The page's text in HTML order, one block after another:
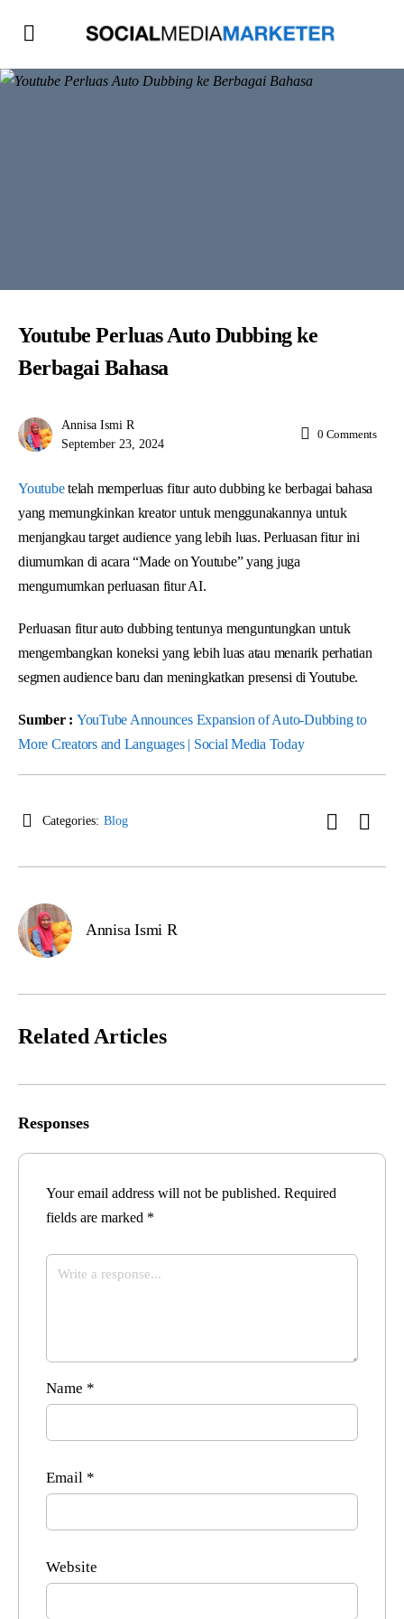
Youtube Perluas Auto Dubbing ke
Berbagai Bahasa
Annisa Ismi R
September 23, 2024
0 Comments
Youtubetelah memperluas fitur auto dubbing ke berbagai bahasa
yang memungkinkan kreator untuk menggunakannya untuk
menjangkau target audience yang lebih luas. Perluasan fitur ini
diumumkan di acara “Made on Youtube” yang juga
mengumumkan perluasan fitur AI.
Perluasan fitur auto dubbing tentunya menguntungkan untuk
mengembangkan koneksi yang lebih luas atau menarik perhatian
segmen audience baru dan meningkatkan presensi di Youtube.
Sumber : YouTube Announces Expansion of Auto-Dubbing to
More Creators and Languages | Social Media Today
Categories: Blog
Annisa Ismi R
Related Articles
Responses
Your email address will not be published. Required
fields are marked *
Name *
Email *
Website